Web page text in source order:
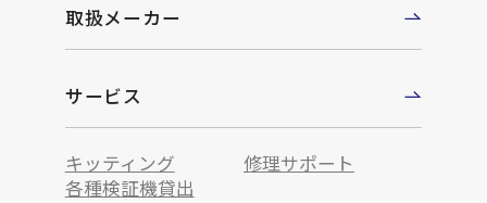
取扱メーカー
サービス
キッティング
修理サポート
各種検証機貸出